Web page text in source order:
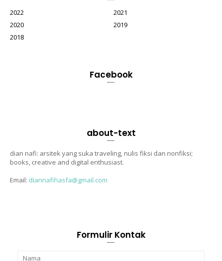
2022
2021
2020
2019
2018
Facebook
about-text
dian nafi: arsitek yang suka traveling, nulis fiksi dan nonfiksi;
books, creative and digital enthusiast.
Email: diannafihasfa@gmail.com
Formulir Kontak